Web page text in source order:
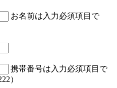
お名前は入力必須項目で
携帯番号は入力必須項目で
）